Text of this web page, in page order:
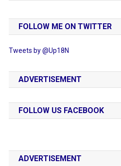
FOLLOW ME ON TWITTER
Tweets by @Up18N
ADVERTISEMENT
FOLLOW US FACEBOOK
ADVERTISEMENT